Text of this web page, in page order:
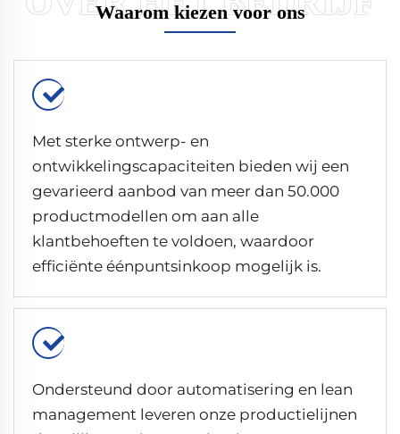
Waarom kiezen voor ons
Met sterke ontwerp- en
ontwikkelingscapaciteiten bieden wij een
gevarieerd aanbod van meer dan 50.000
productmodellen om aan alle
klantbehoeften te voldoen, waardoor
efficiënte éénpuntsinkoop mogelijk is.
Ondersteund door automatisering en lean
management leveren onze productielijnen